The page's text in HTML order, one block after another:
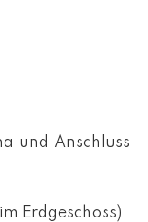
und Anschluss
Erdgeschoss)